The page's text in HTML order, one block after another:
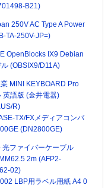
B21)
250V AC Type A Power
TA-250V-JP=)
OpenBlocks IX9 Debian
(OBSIX9/D11A)
MINI KEYBOARD Pro
英語版 (金井電器)
R)
TX/FXメディアコンバ
(DN2800GE)
光ファイバーケーブル
2m (AFP2-
02)
LBP用ラベル用紙 A4 0